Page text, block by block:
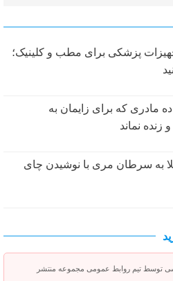
پزشکی برای مطب و کلینیک؛
مادری که برای زایمان به
زنده نماند
به سرطان مری با نوشیدن چای
توسط تیم روابط عمومی مجموعه منتشر